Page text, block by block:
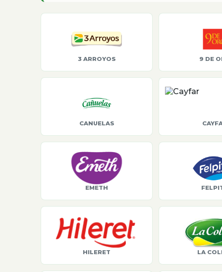
3 ARROYOS 9 DE
CANUELAS
EMETH
HILERET LA